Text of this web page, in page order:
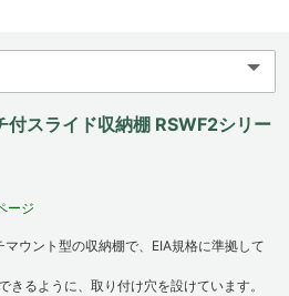
付スライド収納棚 RSWF2シリー
ージ
ウント型の収納棚で、EIA規格に準拠して
るように、取り付け穴を設けています。